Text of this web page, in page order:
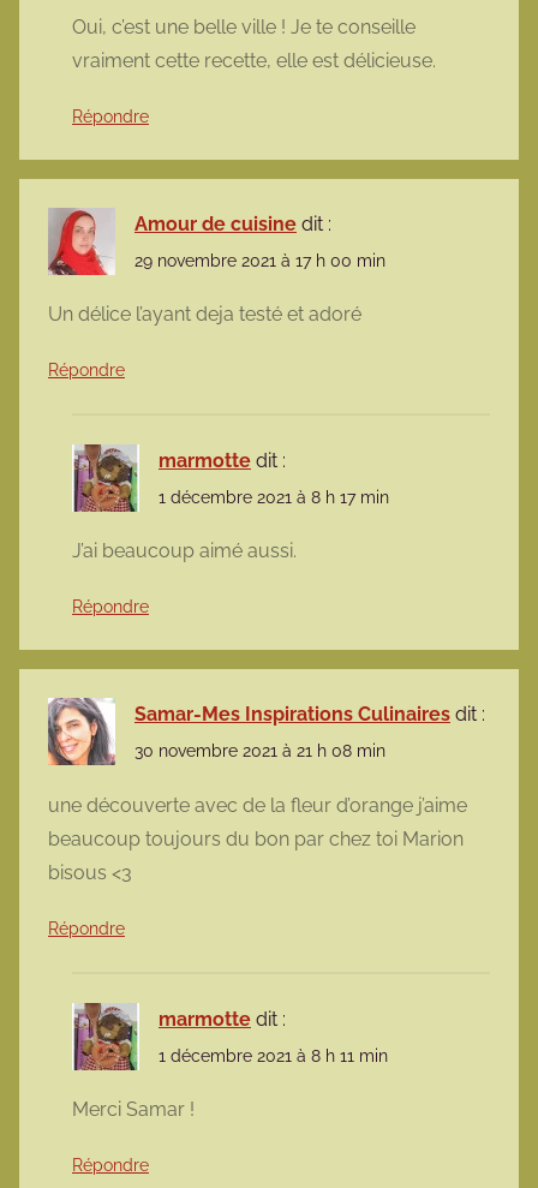
Oui, c’est une belle ville ! Je te conseille
vraiment cette recette, elle est délicieuse.
Répondre
Amour de cuisine dit :
29 novembre 2021 à 17 h 00 min
Un délice l’ayant deja testé et adoré
Répondre
marmotte dit :
1 décembre 2021 à 8 h 17 min
J’ai beaucoup aimé aussi.
Répondre
Samar-Mes Inspirations Culinaires dit :
30 novembre 2021 à 21 h 08 min
une découverte avec de la fleur d’orange j’aime
beaucoup toujours du bon par chez toi Marion
bisous <3
Répondre
marmotte dit :
1 décembre 2021 à 8 h 11 min
Merci Samar !
Répondre